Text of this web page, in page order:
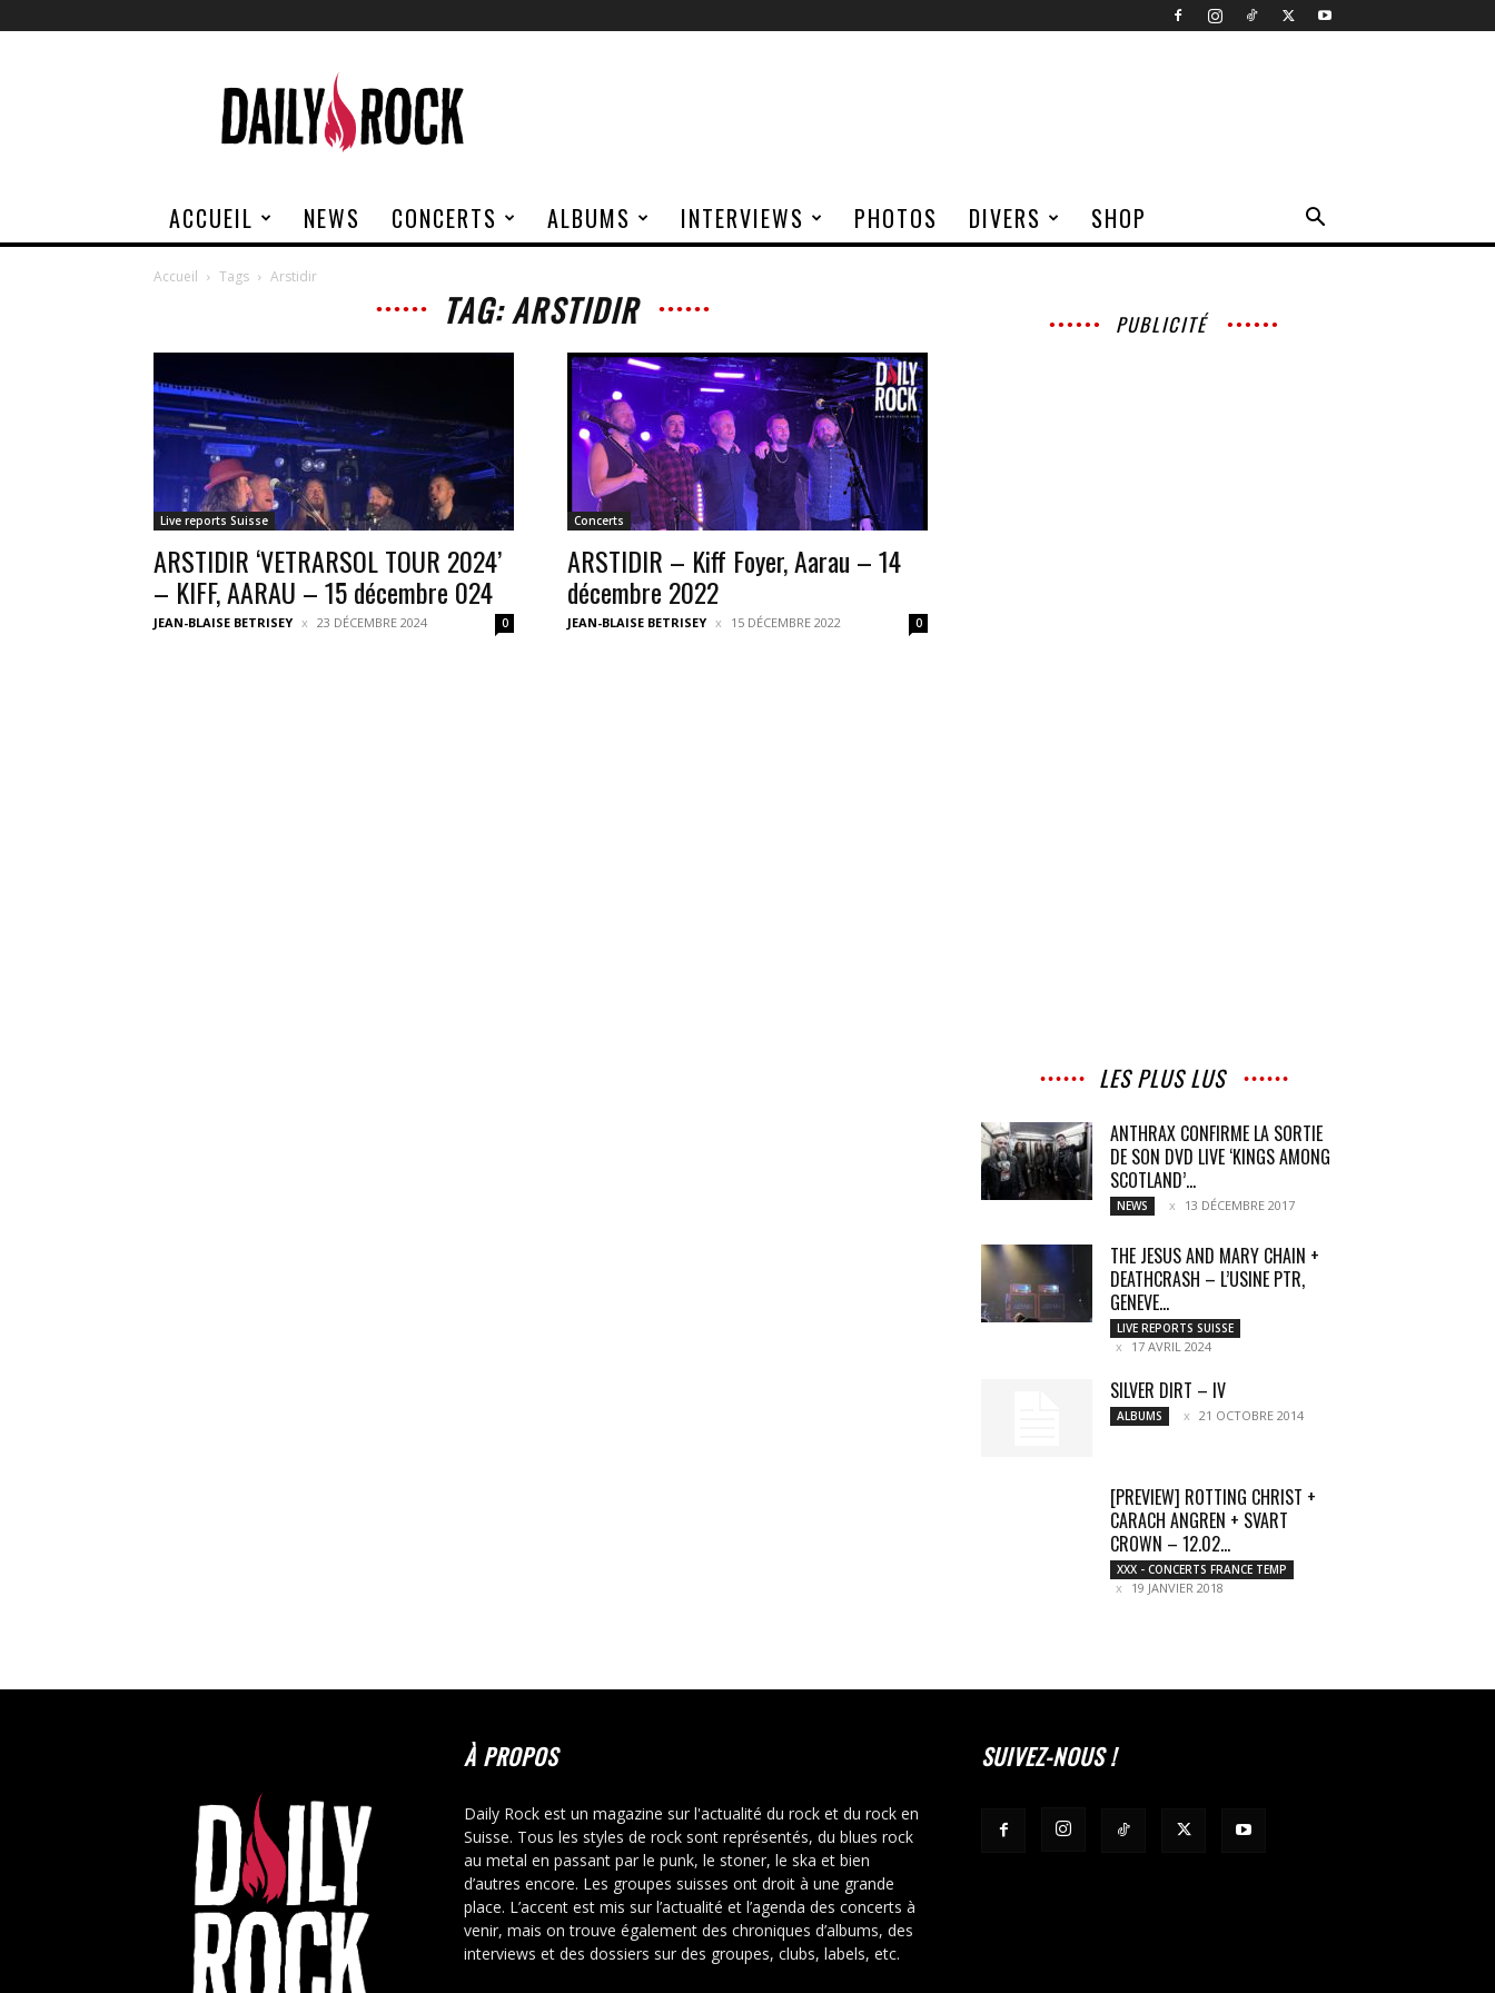
Rock
ACCUEIL NEWS CONCERTS ALBUMS INTERVIEWS PHOTOS DIVERS SHOP
Accueil Tags Arstidir
TAG: ARSTIDIR
Live reports Suisse
ARSTIDIR ‘VETRARSOL TOUR 2024’
– KIFF, AARAU – 15 décembre 024
JEAN-BLAISE BETRISEY 23 DÉCEMBRE 2024 0
Concerts
ARSTIDIR – Kiff Foyer, Aarau – 14
décembre 2022
JEAN-BLAISE BETRISEY 15 DÉCEMBRE 2022 0
PUBLICITÉ
LES PLUS LUS
ANTHRAX CONFIRME LA SORTIE
DE SON DVD LIVE ‘KINGS AMONG
SCOTLAND’...
NEWS 13 DÉCEMBRE 2017
THE JESUS AND MARY CHAIN +
DEATHCRASH – L’USINE PTR,
GENEVE...
LIVE REPORTS SUISSE
17 AVRIL 2024
SILVER DIRT – IV
ALBUMS 21 OCTOBRE 2014
[PREVIEW] ROTTING CHRIST +
CARACH ANGREN + SVART
CROWN – 12.02...
XXX - CONCERTS FRANCE TEMP
19 JANVIER 2018
À PROPOS
Daily Rock est un magazine sur l'actualité du rock et du rock en
Suisse. Tous les styles de rock sont représentés, du blues rock
au metal en passant par le punk, le stoner, le ska et bien
d’autres encore. Les groupes suisses ont droit à une grande
place. L’accent est mis sur l’actualité et l’agenda des concerts à
venir, mais on trouve également des chroniques d’albums, des
interviews et des dossiers sur des groupes, clubs, labels, etc.
SUIVEZ-NOUS !